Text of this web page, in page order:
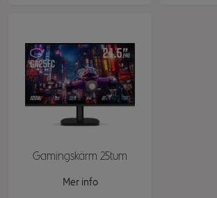
Gamingskärm 25tum
Mer info